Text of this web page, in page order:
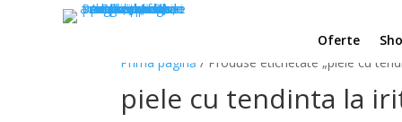
Oferte
Prima pagină / Produse etichetate „piele cu
piele cu tendinta la